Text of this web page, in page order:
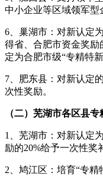
中小企业等区域领军型
6、巢湖市：对新认定
得省、合肥市资金奖励
定为合肥市级“专精特
7、肥东县：对新认定
次性奖励。
（二）芜湖市各区县
1、芜湖市：对新认定
励的20%给予一次性奖
2、鸠江区：培育“专精